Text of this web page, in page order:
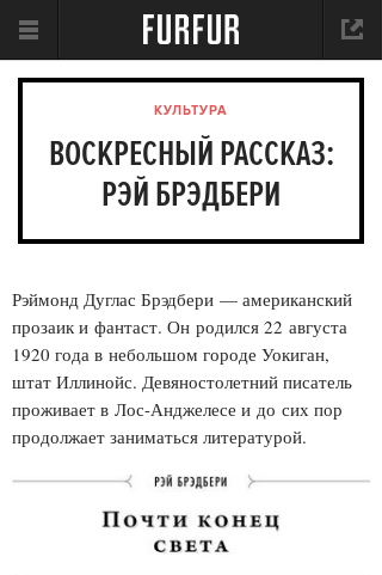
КУЛЬТУРА
ВОСКРЕСНЫЙ РАССКАЗ:
РЭЙ БРЭДБЕРИ
Рэймонд Дуглас Брэдбери — американский
прозаик и фантаст. Он родился 22 августа
1920 года в небольшом городе Уокиган,
штат Иллинойс. Девяностолетний писатель
проживает в Лос-Анджелесе и до сих пор
продолжает заниматься литературой.